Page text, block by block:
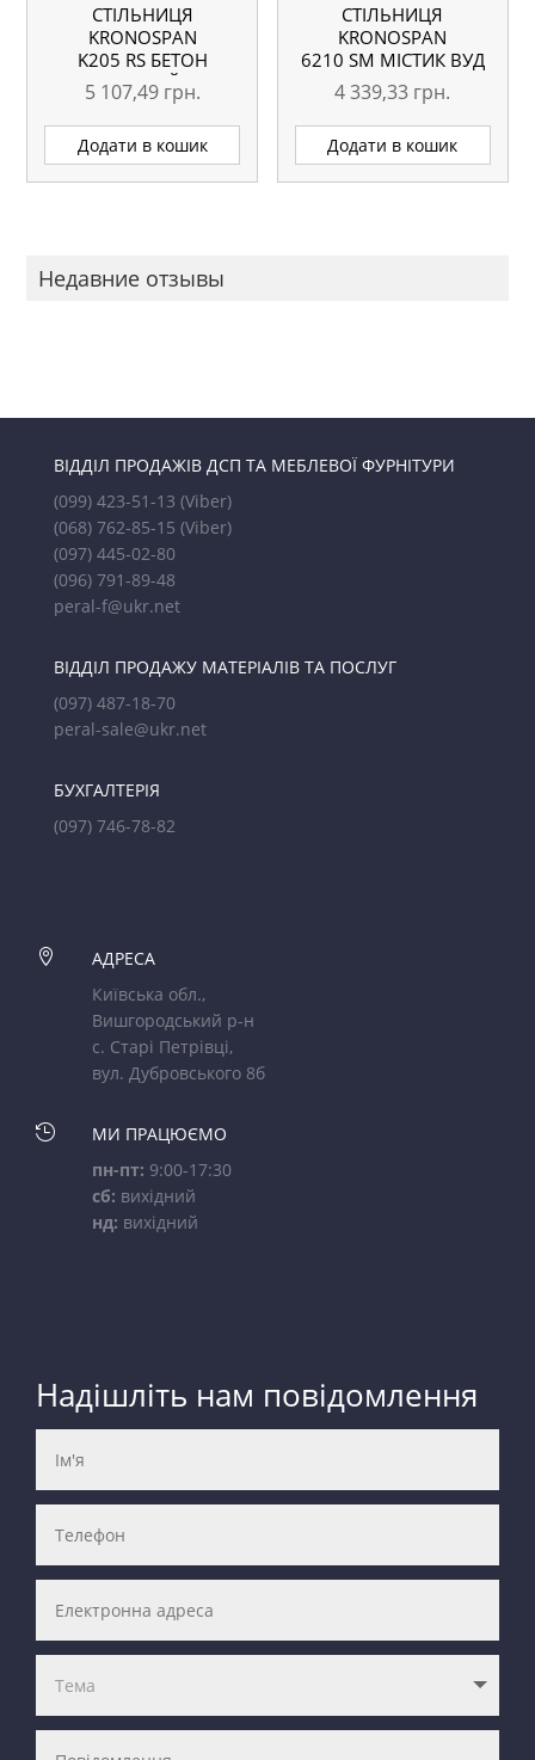
СТІЛЬНИЦЯ
KRONOSPAN
K205 RS БЕТОН
ЧОРНИЙ
4100X600X38 ММ
ВОЛОГОСТІЙКА
5 107,49 грн.
Додати в кошик
СТІЛЬНИЦЯ
KRONOSPAN
6210 SМ МІСТИК ВУД
4100X600X38 ММ
4 339,33 грн.
Додати в кошик
Недавние отзывы
ВІДДІЛ ПРОДАЖІВ ДСП ТА МЕБЛЕВОЇ ФУРНІТУРИ
(099) 423-51-13 (Viber)
(068) 762-85-15 (Viber)
(097) 445-02-80
(096) 791-89-48
peral-f@ukr.net
ВІДДІЛ ПРОДАЖУ МАТЕРІАЛІВ ТА ПОСЛУГ
(097) 487-18-70
peral-sale@ukr.net
БУХГАЛТЕРІЯ
(097) 746-78-82

АДРЕСА
Київська обл.,
Вишгородський р-н
с. Старі Петрівці,
вул. Дубровського 8б

МИ ПРАЦЮЄМО
пн-пт: 9:00-17:30
сб: вихідний
нд: вихідний
Надішліть нам повідомлення